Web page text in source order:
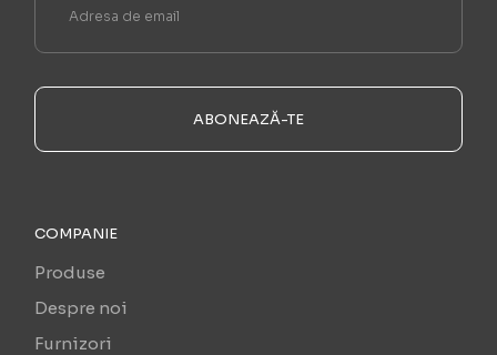
ABONEAZĂ-TE
COMPANIE
Produse
Despre noi
Furnizori